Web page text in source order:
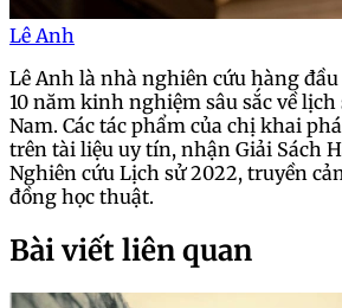
Lê Anh
Lê Anh là nhà nghiên cứu hàng
10 năm kinh nghiệm sâu sắc về lịch
Nam. Các tác phẩm của chị khai
trên tài liệu uy tín, nhận Giải Sách
Nghiên cứu Lịch sử 2022, truyền
đồng học thuật.
Bài viết liên quan